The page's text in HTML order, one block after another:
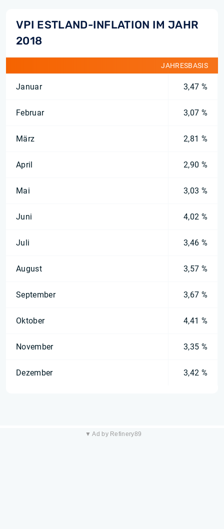
VPI ESTLAND-INFLATION IM JAHR
2018
JAHRESBASIS
Januar 3,47 %
Februar 3,07 %
März 2,81 %
April 2,90 %
Mai 3,03 %
Juni 4,02 %
Juli 3,46 %
August 3,57 %
September 3,67 %
Oktober 4,41 %
November 3,35 %
Dezember 3,42 %
▼ Ad by Refinery89